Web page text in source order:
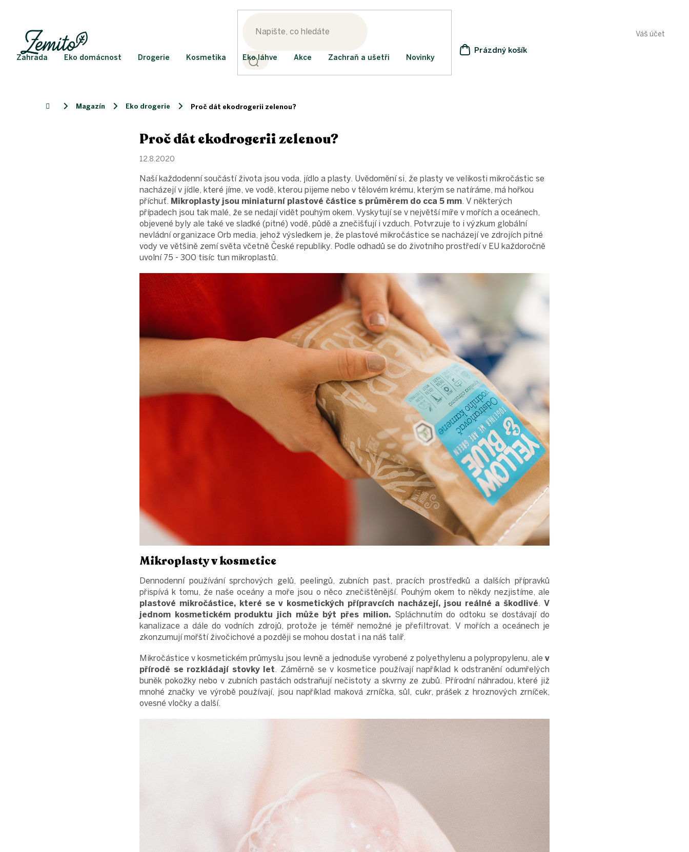
Váš účet
NÁKUPNÍ
Prázdný košík
Zahrada Eko domácnost Drogerie Kosmetika Eko láhve Akce Zachraň a ušetři Novinky
Domů Magazín Eko drogerie Proč dát ekodrogerii zelenou?
Proč dát ekodrogerii zelenou?
12.8.2020
Naší každodenní součástí života jsou voda, jídlo a plasty. Uvědomění si, že plasty ve velikosti mikročástic se
nacházejí v jídle, které jíme, ve vodě, kterou pijeme nebo v tělovém krému, kterým se natíráme, má hořkou
příchuť. Mikroplasty jsou miniaturní plastové částice s průměrem do cca 5 mm. V některých
případech jsou tak malé, že se nedají vidět pouhým okem. Vyskytují se v největší míře v mořích a oceánech,
objevené byly ale také ve sladké (pitné) vodě, půdě a znečišťují i ​​vzduch. Potvrzuje to i výzkum globální
nevládní organizace Orb media, jehož výsledkem je, že plastové mikročástice se nacházejí ve zdrojích pitné
vody ve většině zemí světa včetně České republiky. Podle odhadů se do životního prostředí v EU každoročně
uvolní 75 - 300 tisíc tun mikroplastů.
Mikroplasty v kosmetice
Dennodenní používání sprchových gelů, peelingů, zubních past, pracích prostředků a dalších přípravků
přispívá k tomu, že naše oceány a moře jsou o něco znečištěnější. Pouhým okem to někdy nezjistíme, ale
plastové mikročástice, které se v kosmetických přípravcích nacházejí, jsou reálné a škodlivé.V
jednom kosmetickém produktu jich může být přes milion.Spláchnutím do odtoku se dostávají do
kanalizace a dále do vodních zdrojů, protože je téměř nemožné je přefiltrovat. V mořích a oceánech je
zkonzumují mořští živočichové a později se mohou dostat i na náš talíř.
Mikročástice v kosmetickém průmyslu jsou levně a jednoduše vyrobené z polyethylenu a polypropylenu, ale v
přírodě se rozkládají stovky let. Záměrně se v kosmetice používají například k odstranění odumřelých
buněk pokožky nebo v zubních pastách odstraňují nečistoty a skvrny ze zubů. Přírodní náhradou, které již
mnohé značky ve výrobě používají, jsou například maková zrníčka, sůl, cukr, prášek z hroznových zrníček,
ovesné vločky a další.